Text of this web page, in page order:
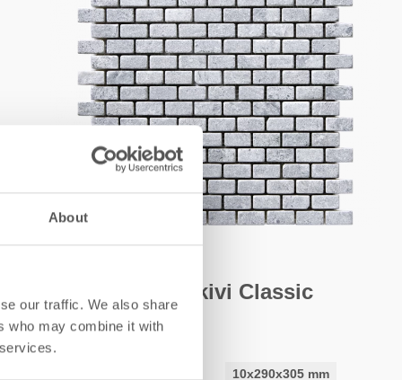
About
our traffic. We also share
who may combine it with
TK-236TM Tulikivi Classic
10x290x305 mm